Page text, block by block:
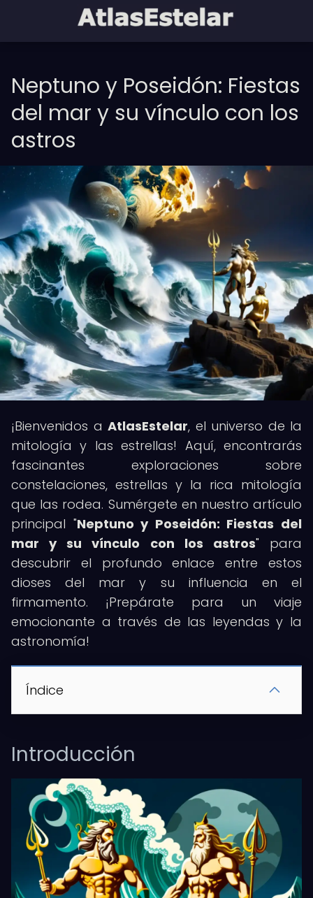
Neptuno y Poseidón: Fiestas
del mar y su vínculo con los
astros
¡Bienvenidos a AtlasEstelar, el universo de la
mitología y las estrellas! Aquí, encontrarás
fascinantes exploraciones sobre
constelaciones, estrellas y la rica mitología
que las rodea. Sumérgete en nuestro artículo
principal "Neptuno y Poseidón: Fiestas del
mar y su vínculo con los astros" para
descubrir el profundo enlace entre estos
dioses del mar y su influencia en el
firmamento. ¡Prepárate para un viaje
emocionante a través de las leyendas y la
astronomía!
Índice
Introducción